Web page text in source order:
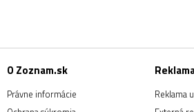
O Zoznam.sk
Právne informácie
Reklama